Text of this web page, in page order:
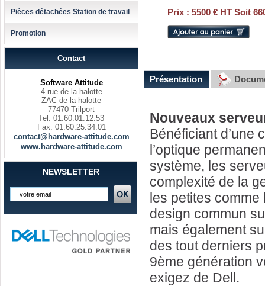
Pièces détachées Station de travail
Promotion
Contact
Software Attitude
4 rue de la halotte
ZAC de la halotte
77470 Trilport
Tel. 01.60.01.12.53
Fax. 01.60.25.34.01
contact@hardware-attitude.com
www.hardware-attitude.com
NEWSLETTER
Prix : 5500 € HT Soit
Présentation
Nouveaux
Bénéficiant d’une
l’optique
système, les
complexité de la
les petites
design commun
mais également
des tout derniers
9ème génération
exigez de Dell.